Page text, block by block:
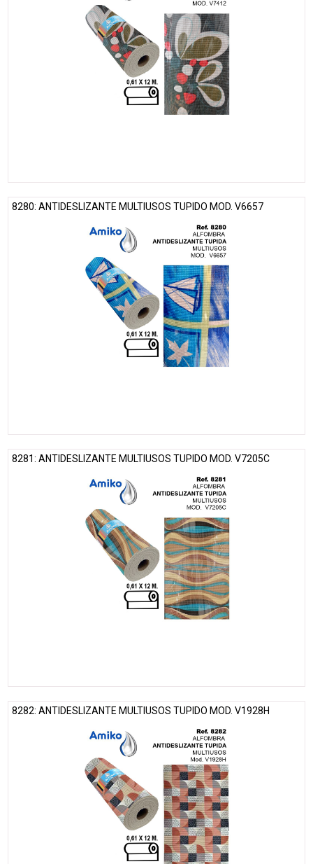
8280: ANTIDESLIZANTE MULTIUSOS TUPIDO MOD. V6657
8281: ANTIDESLIZANTE MULTIUSOS TUPIDO MOD. V7205C
8282: ANTIDESLIZANTE MULTIUSOS TUPIDO MOD. V1928H